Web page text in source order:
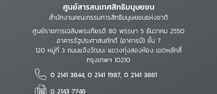
ศูนย์สารสนเทศสิทธิมนุษยชน
สำนักงานคณะกรรมการสิทธิมนุษยชนแห่งชาติ
ศูนย์ราชการเฉลิมพระเกียรติ 80 พรรษา 5 ธันวาคม 2550
อาคารรัฐประศาสนภักดี (อาคารบี) ชั้น 7
120 หมู่ที่ 3 ถนนแจ้งวัฒนะ แขวงทุ่งสองห้อง เขตหลักสี่
กรุงเทพฯ 10210
0 2141 3844, 0 2141 1987, 0 2141 3881
0 2143 7746